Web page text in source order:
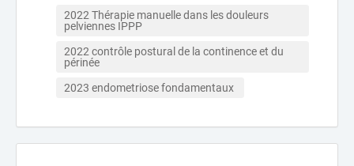
2022 Thérapie manuelle dans les douleurs
pelviennes IPPP
2022 contrôle postural de la continence et du
périnée
2023 endometriose fondamentaux